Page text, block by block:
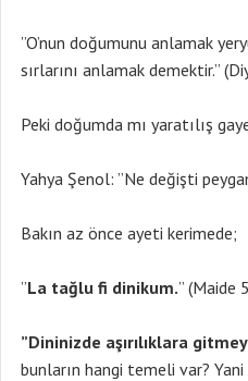
”O’nun doğumunu anlamak
sırlarını anlamak demektir.”
Peki doğumda mı yaratılış
Yahya Şenol: ”Ne değişti
Bakın az önce ayeti kerimede;
”La tağlu fi dinikum.” (Maide
”Dininizde aşırılıklara
bunların hangi temeli var?